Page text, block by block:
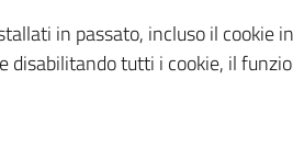
in passato, incluso il cookie
tutti i cookie, il